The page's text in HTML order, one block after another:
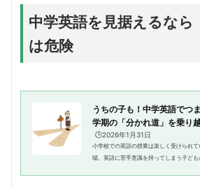
中学英語を見据えるなら
は危険
うちの子も！中学英語でつ
学期の「分かれ道」を乗り
🕒️2026年1月31日
小学校での英語の授業は楽しく受けられ
端、英語に苦手意識を持ってしまう子ど